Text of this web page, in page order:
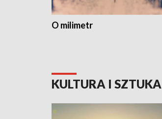
O milimetr
KULTURA I SZTUKA